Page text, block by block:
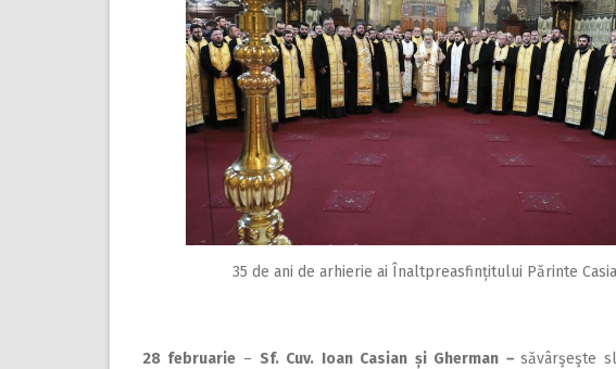
35 de ani de arhierie ai Înaltpreasfințitului Părinte
28 februarie – Sf. Cuv. Ioan Casian și Gherman – săvârşeşte